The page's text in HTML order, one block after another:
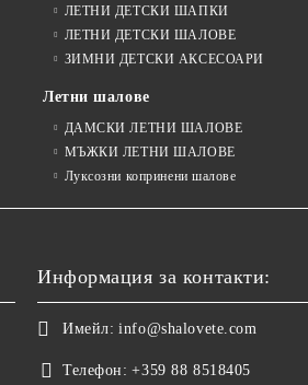
ЛЕТНИ ДЕТСКИ ШАПКИ
ЛЕТНИ ДЕТСКИ ШАЛОВЕ
ЗИМНИ ДЕТСКИ АКСЕСОАРИ
Летни шалове
ДАМСКИ ЛЕТНИ ШАЛОВЕ
МЪЖКИ ЛЕТНИ ШАЛОВЕ
Луксозни копринени шалове
Информация за контакти:
Имейл: info@shalovete.com
Телефон: +359 88 8518405